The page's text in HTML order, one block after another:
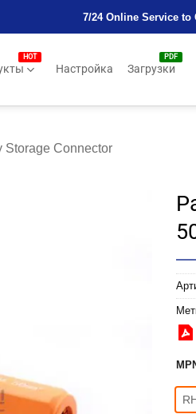
7/24 Online Service to
Настройка Загрузки
Storage Connector